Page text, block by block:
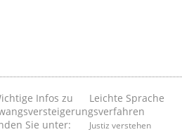
Infos zu
Sie unter:
Leichte Sprache
Justiz verstehen